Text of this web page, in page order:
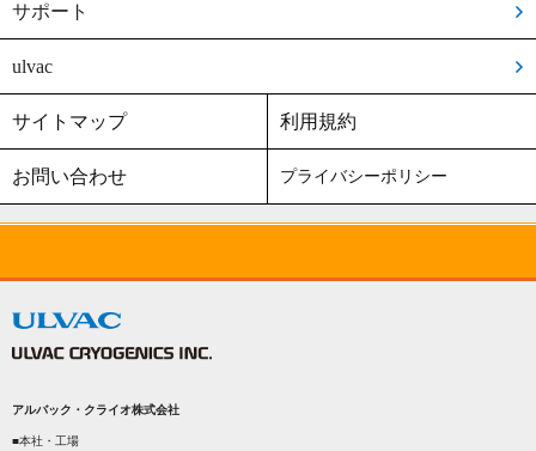
アルバック・クライオ株式会社
■本社・工場
サポート
ulvac
サイトマップ 利用規約
お問い合わせ プライバシーポリシー